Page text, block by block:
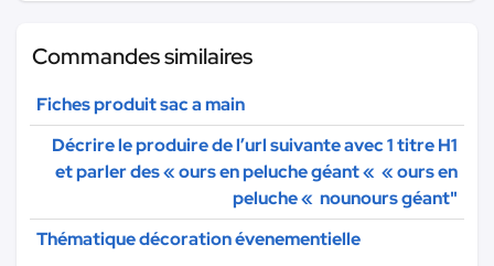
Commandes similaires
Fiches produit sac a main
Décrire le produire de l’url suivante avec 1 titre H1
et parler des « ours en peluche géant « « ours en
peluche « nounours géant"
Thématique décoration évenementielle